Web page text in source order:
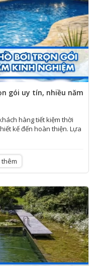
gói uy tín, nhiều năm
hàng tiết kiệm thời
kế đến hoàn thiện. Lựa